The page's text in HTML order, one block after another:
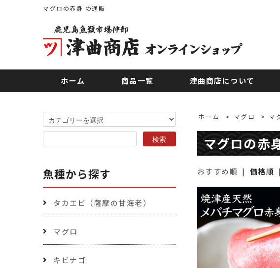
マグロの赤身 の通販
ホーム 商品一覧 津曲商店について
ホーム > マグロ > マ
マグロの赤
おすすめ順 | 価格順
魚種から探す
タカエビ（薩摩の甘海老）
マグロ
キビナゴ